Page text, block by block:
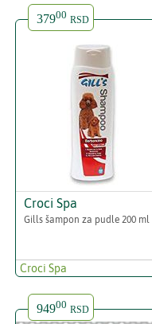
37900 RSD
Croci Spa
Gills šampon za pudle 200 ml
Croci Spa
94900 RSD